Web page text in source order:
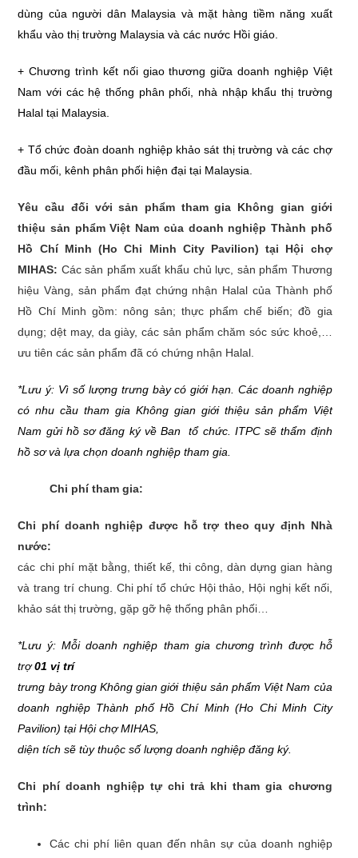
dùng của người dân Malaysia và mặt hàng tiềm năng xuất
khẩu vào thị trường Malaysia và các nước Hồi giáo.
+ Chương trình kết nối giao thương giữa doanh nghiệp Việt
Nam với các hệ thống phân phối, nhà nhập khẩu thị trường
Halal tại Malaysia.
+ Tổ chức đoàn doanh nghiệp khảo sát thị trường và các chợ
đầu mối, kênh phân phối hiện đại tại Malaysia.
Yêu cầu đối với sản phẩm tham gia Không gian giới
thiệu sản phẩm Việt Nam của doanh nghiệp Thành phố
Hồ Chí Minh (Ho Chi Minh City Pavilion) tại Hội chợ
MIHAS: Các sản phẩm xuất khẩu chủ lực, sản phẩm Thương
hiệu Vàng, sản phẩm đạt chứng nhận Halal của Thành phố
Hồ Chí Minh gồm: nông sản; thực phẩm chế biến; đồ gia
dụng; dệt may, da giày, các sản phẩm chăm sóc sức khoẻ,…
ưu tiên các sản phẩm đã có chứng nhận Halal.
*Lưu ý: Vì số lượng trưng bày có giới hạn. Các doanh nghiệp
có nhu cầu tham gia Không gian giới thiệu sản phẩm Việt
Nam gửi hồ sơ đăng ký về Ban tổ chức. ITPC sẽ thẩm định
hồ sơ và lựa chọn doanh nghiệp tham gia.
Chi phí tham gia:
Chi phí doanh nghiệp được hỗ trợ theo quy định Nhà
nước:
các chi phí mặt bằng, thiết kế, thi công, dàn dựng gian hàng
và trang trí chung. Chi phí tổ chức Hội thảo, Hội nghị kết nối,
khảo sát thị trường, gặp gỡ hệ thống phân phối…
*Lưu ý: Mỗi doanh nghiệp tham gia chương trình được hỗ
trợ01 vị trí
trưng bày trong Không gian giới thiệu sản phẩm Việt Nam của
doanh nghiệp Thành phố Hồ Chí Minh (Ho Chi Minh City
Pavilion) tại Hội chợ MIHAS,
diện tích sẽ tùy thuộc số lượng doanh nghiệp đăng ký.
Chi phí doanh nghiệp tự chi trả khi tham gia chương
trình:
Các chi phí liên quan đến nhân sự của doanh nghiệp